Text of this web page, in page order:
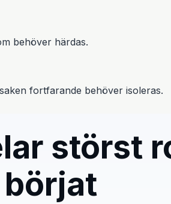
behöver härdas.
fortfarande behöver isoleras.
störst